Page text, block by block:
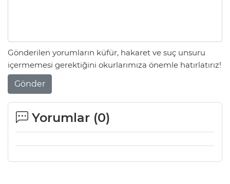
Gönderilen yorumların küfür, hakaret ve suç unsuru
içermemesi gerektiğini okurlarımıza önemle hatırlatırız!
Gönder
Yorumlar (0)